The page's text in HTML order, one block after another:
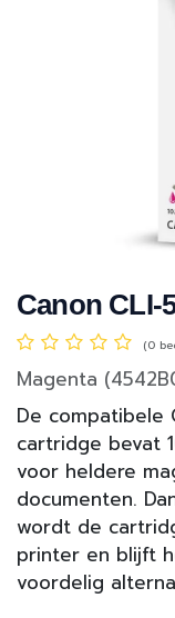
Canon CLI-
(0
Magenta
De compatibele
cartridge bevat
voor heldere
documenten.
wordt de
printer en blijft
voordelig